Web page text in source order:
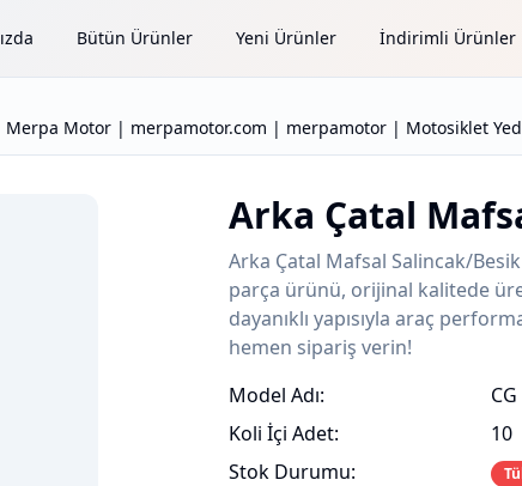
Bütün Ürünler Yeni Ürünler İndirimli Ürünler
Merpa Motor | merpamotor.com | merpamotor | Motosiklet
Arka Çatal
Arka Çatal Mafsal Salincak/
parça ürünü, orijinal kalitede
dayanıklı yapısıyla araç
hemen sipariş verin!
Model Adı:
Koli İçi Adet:
Stok Durumu:
10